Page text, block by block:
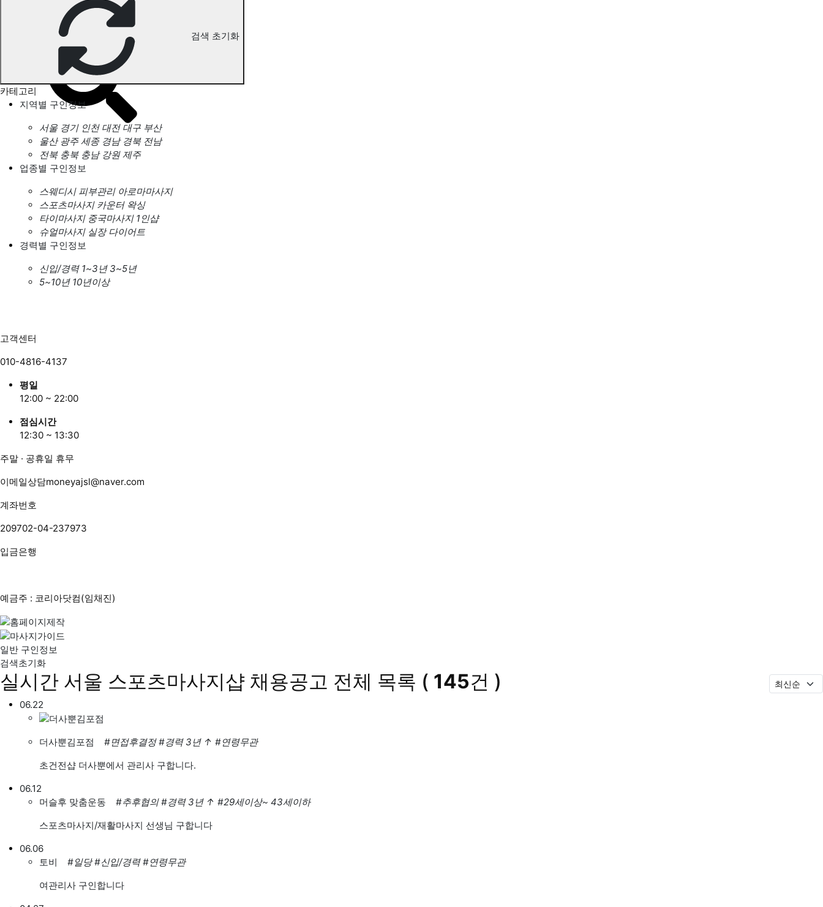
서울 스포츠마사지 구인정보
검색 초기화
카테고리
지역별 구인정보
서울 경기 인천 대전 대구 부산
울산 광주 세종 경남 경북 전남
전북 충북 충남 강원 제주
업종별 구인정보
스웨디시 피부관리 아로마마사지
스포츠마사지 카운터 왁싱
타이마사지 중국마사지 1인샵
슈얼마사지 실장 다이어트
경력별 구인정보
신입/경력 1~3년 3~5년
5~10년 10년이상
고객센터
010-4816-4137
평일
12:00 ~ 22:00
점심시간
12:30 ~ 13:30
주말 · 공휴일 휴무
이메일상담moneyajsl@naver.com
계좌번호
209702-04-237973
입금은행
예금주 : 코리아닷컴(임채진)
일반 구인정보
검색초기화
실시간 서울 스포츠마사지샵 채용공고 전체 목록 ( 145건 )
06.22
더사뿐김포점 #면접후결정 #경력 3년 ↑ #연령무관
초건전샵 더사뿐에서 관리사 구합니다.
06.12
머슬후 맞춤운동
#추후협의 #경력 3년 ↑ #29세이상~ 43세이하
스포츠마사지/재활마사지 선생님 구합니다
06.06
토비
#일당 #신입/경력 #연령무관
여관리사 구인합니다